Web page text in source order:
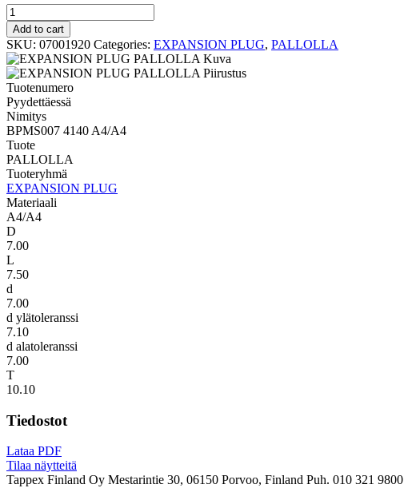
PALLOLLA
BPMS007
4140
A4/A4
quantity
Add to cart
SKU: 07001920 Categories: EXPANSION PLUG, PALLOLLA
Tuotenumero
Pyydettäessä
Nimitys
BPMS007 4140 A4/A4
Tuote
PALLOLLA
Tuoteryhmä
EXPANSION PLUG
Materiaali
A4/A4
D
7.00
L
7.50
d
7.00
d ylätoleranssi
7.10
d alatoleranssi
7.00
T
10.10
Tiedostot
Lataa PDF
Tilaa näytteitä
Tappex Finland Oy Mestarintie 30, 06150 Porvoo, Finland Puh. 010 321 9800